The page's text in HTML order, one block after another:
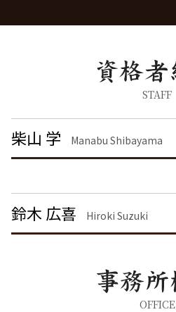
面会交流 権利
離婚 慰謝料 相場 年収400万
離婚 慰謝料 種類
脅迫罪 慰謝料
刑事事件 民事事件 違い
暴行罪 構成要件
詐欺罪 時効
痴漢 逮捕 弁護士
痴漢 逮捕
刑事事件 大田区 弁護士
企業法務 茨城県 弁護士
離婚 神奈川県 弁護士
刑事事件 栃木県 弁護士
債権回収 品川区 弁護士
企業法務 大田区 弁護士
刑事事件 神奈川県 弁護士
企業法務 港区 弁護士
債権回収 千葉県 弁護士
企業法務 品川区 弁護士
労働問題 茨城県 弁護士
離婚 茨城県 弁護士
STAFF
柴山 学 Manabu Shibayama
鈴木 広喜 Hiroki Suzuki
OFFICE